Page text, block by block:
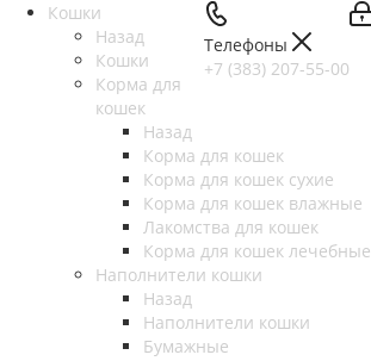
Телефоны
+7 (383) 207-55-00
Кошки
Назад
Кошки
Корма для
кошек
Назад
Корма для кошек
Корма для кошек сухие
Корма для кошек влажные
Лакомства для кошек
Корма для кошек лечебные
Наполнители кошки
Назад
Наполнители кошки
Бумажные